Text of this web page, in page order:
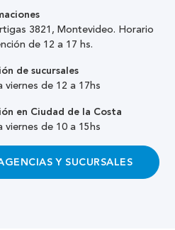
3821, Montevideo. Horario
de 12 a 17 hs.
de sucursales
viernes de 12 a 17hs
en Ciudad de la Costa
viernes de 10 a 15hs
Y SUCURSALES